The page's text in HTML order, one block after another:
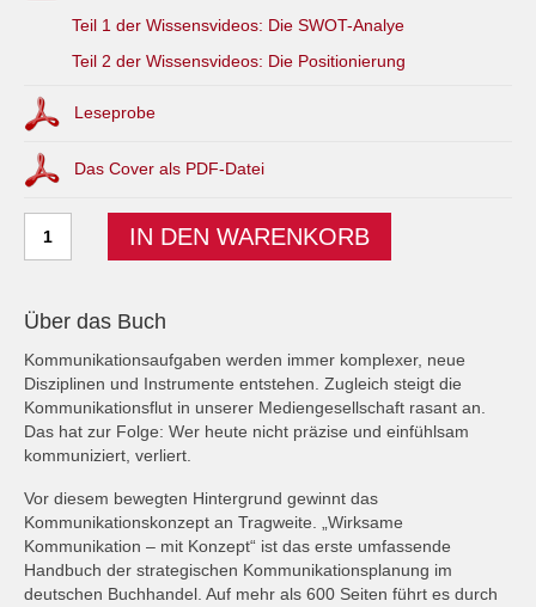
Teil 1 der Wissensvideos: Die SWOT-Analye
Teil 2 der Wissensvideos: Die Positionierung
Leseprobe
Das Cover als PDF-Datei
Kommunikation
Konzept
IN DEN WARENKORB
Über das Buch
Kommunikationsaufgaben werden immer komplexer, neue
Disziplinen und Instrumente entstehen. Zugleich steigt die
Kommunikationsflut in unserer Mediengesellschaft rasant an.
Das hat zur Folge: Wer heute nicht präzise und einfühlsam
kommuniziert, verliert.
Vor diesem bewegten Hintergrund gewinnt das
Kommunikationskonzept an Tragweite. „Wirksame
Kommunikation – mit Konzept“ ist das erste umfassende
Handbuch der strategischen Kommunikationsplanung im
deutschen Buchhandel. Auf mehr als 600 Seiten führt es durch